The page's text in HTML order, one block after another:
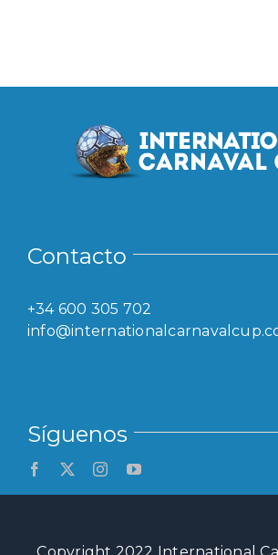
Contacto
+34 600 305 702
Síguenos